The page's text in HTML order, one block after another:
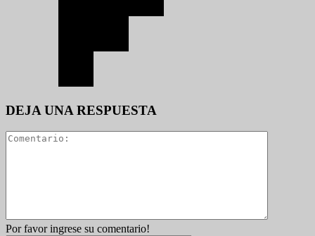
DEJA UNA RESPUESTA
Por favor ingrese su comentario!